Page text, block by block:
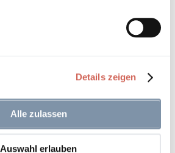
Details zeigen
Alle zulassen
Auswahl erlauben
Ginkgo 057